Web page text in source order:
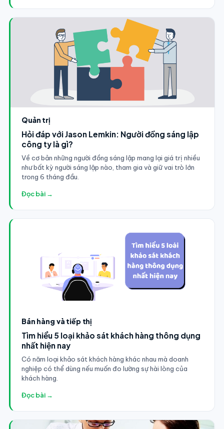
Quản trị
Hỏi đáp với Jason Lemkin: Người đồng sáng lập
công ty là gì?
Về cơ bản những người đồng sáng lập mang lại giá trị nhiều
như bất kỳ người sáng lập nào, tham gia và giữ vai trò lớn
trong 6 tháng đầu.
Đọc bài →
Bán hàng và tiếp thị
Tìm hiểu 5 loại khảo sát khách hàng thông dụng
nhất hiện nay
Có năm loại khảo sát khách hàng khác nhau mà doanh
nghiệp có thể dùng nếu muốn đo lường sự hài lòng của
khách hàng.
Đọc bài →